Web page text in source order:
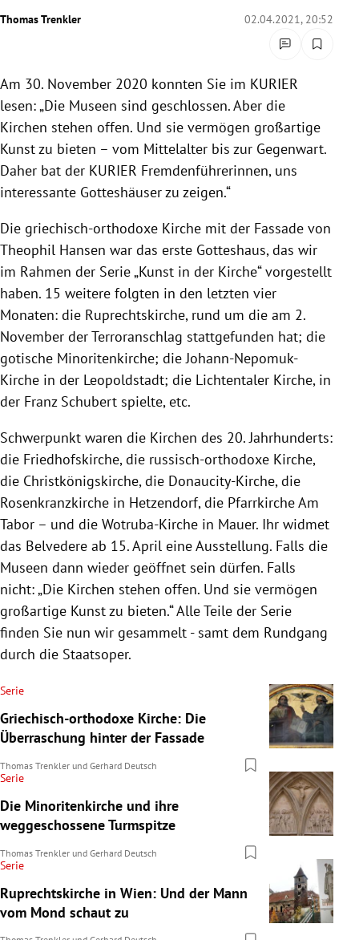
Untermenü
Untermenü
Thomas Trenkler 02.04.2021, 20:52
Am 30. November 2020 konnten Sie im KURIER
lesen: „Die Museen sind geschlossen. Aber die
Kirchen stehen offen. Und sie vermögen großartige
Kunst zu bieten – vom Mittelalter bis zur Gegenwart.
Daher bat der KURIER Fremdenführerinnen, uns
interessante Gotteshäuser zu zeigen.“
Die griechisch-orthodoxe Kirche mit der Fassade von
Theophil Hansen war das erste Gotteshaus, das wir
im Rahmen der Serie „Kunst in der Kirche“ vorgestellt
haben. 15 weitere folgten in den letzten vier
Monaten: die Ruprechtskirche, rund um die am 2.
November der Terroranschlag stattgefunden hat; die
gotische Minoritenkirche; die Johann-Nepomuk-
Kirche in der Leopoldstadt; die Lichtentaler Kirche, in
der Franz Schubert spielte, etc.
Schwerpunkt waren die Kirchen des 20. Jahrhunderts:
die Friedhofskirche, die russisch-orthodoxe Kirche,
die Christkönigskirche, die Donaucity-Kirche, die
Rosenkranzkirche in Hetzendorf, die Pfarrkirche Am
Tabor – und die Wotruba-Kirche in Mauer. Ihr widmet
das Belvedere ab 15. April eine Ausstellung. Falls die
Museen dann wieder geöffnet sein dürfen. Falls
nicht: „Die Kirchen stehen offen. Und sie vermögen
großartige Kunst zu bieten.“ Alle Teile der Serie
finden Sie nun wir gesammelt - samt dem Rundgang
durch die Staatsoper.
Serie
Griechisch-orthodoxe Kirche: Die
Überraschung hinter der Fassade
Thomas Trenkler und Gerhard Deutsch
Serie
Die Minoritenkirche und ihre
weggeschossene Turmspitze
Thomas Trenkler und Gerhard Deutsch
Serie
Ruprechtskirche in Wien: Und der Mann
vom Mond schaut zu